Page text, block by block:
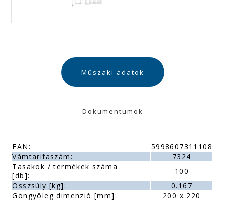
Műszaki adatok
Dokumentumok
EAN:
5998607311108
Vámtarifaszám:
7324
Tasakok / termékek száma
[db]:
100
Összsúly [kg]:
0.167
Göngyöleg dimenzió [mm]:
200 x 220